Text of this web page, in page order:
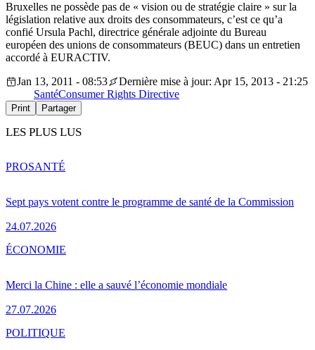
Bruxelles ne possède pas de « vision ou de stratégie claire » sur la
législation relative aux droits des consommateurs, c’est ce qu’a
confié Ursula Pachl, directrice générale adjointe du Bureau
européen des unions de consommateurs (BEUC) dans un entretien
accordé à EURACTIV.
Jan 13, 2011 - 08:53
Dernière mise à jour: Apr 15, 2013 - 21:25
SantéConsumer Rights Directive
Print Partager
LES PLUS LUS
Sept pays votent contre le programme de santé de la Commission
24.07.2026
PROSANTÉ
Merci la Chine : elle a sauvé l’économie mondiale
27.07.2026
ÉCONOMIE
POLITIQUE